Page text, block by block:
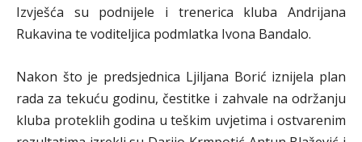
Izvješća su podnijele i trenerica kluba Andrijana
Rukavina te voditeljica podmlatka Ivona Bandalo.
Nakon što je predsjednica Ljiljana Borić iznijela plan
rada za tekuću godinu, čestitke i zahvale na održanju
kluba proteklih godina u teškim uvjetima i ostvarenim